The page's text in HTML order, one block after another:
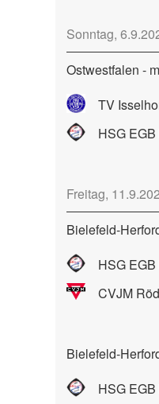
Sonntag,
Ostwestfalen -
TV
HSG
Freitag,
Bielefeld-
HSG
CVJM
Bielefeld-
HSG